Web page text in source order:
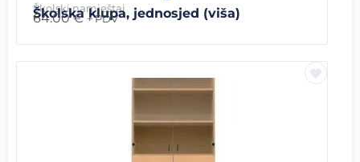
Školski namještaj
Školska klupa, jednosjed (viša)
64.00€ + PDV